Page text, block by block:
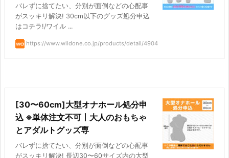
バレずに捨てたい、分別が面倒などの心配事
がスッキリ解決! 30cm以下のグッズ処分申込
はコチラ!/ワイル ...
https://www.wildone.co.jp/products/detail/4904
[30〜60cm]大型オナホール処分申
込 ※単体注文不可丨大人のおもちゃ
とアダルトグッズ専
バレずに捨てたい、分別が面倒などの心配事
がスッキリ解決! 長辺30〜60サイズ内の大型